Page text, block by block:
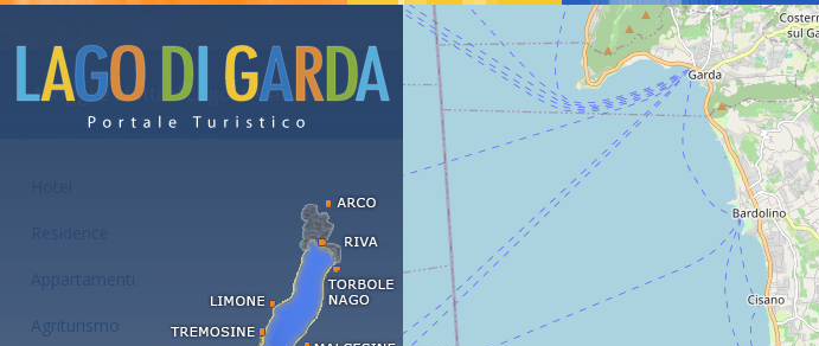
Alloggi e affitti al Lago di Garda
Appartamenti
Agriturismo